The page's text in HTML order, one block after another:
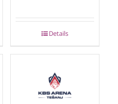
Details